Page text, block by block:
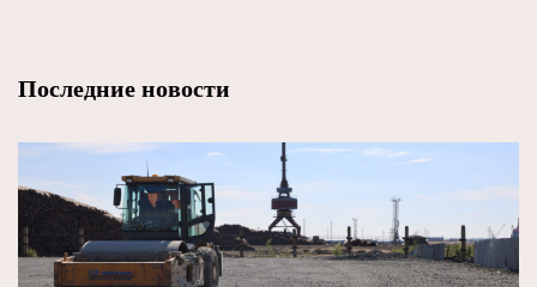
Последние новости